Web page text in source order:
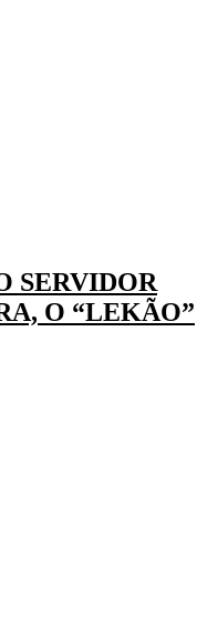
SERVIDOR
O “LEKÃO”